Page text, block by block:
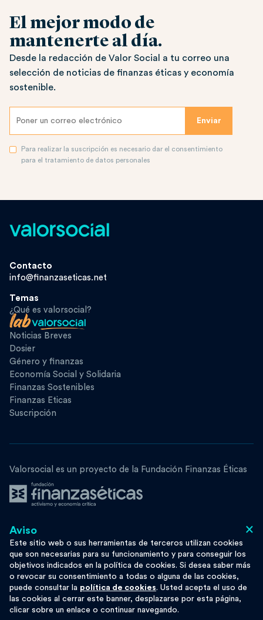
El mejor modo de
mantenerte al día.
Desde la redacción de Valor Social a tu correo una
selección de noticias de finanzas éticas y economía
sostenible.
Para realizar la suscripción es necesario dar el consentimiento
para el tratamiento de datos personales
Contacto
info@finanzaseticas.net
Temas
¿Qué es valorsocial?
Noticias Breves
Dosier
Género y finanzas
Economía Social y Solidaria
Finanzas Sostenibles
Finanzas Eticas
Suscripción
Valorsocial es un proyecto de la Fundación Finanzas Éticas
Síguenos
Esta obra se distribuye bajo licenciaMoze
Privacy Cookie Policy
×
Aviso
Este sitio web o sus herramientas de terceros utilizan cookies
que son necesarias para su funcionamiento y para conseguir los
objetivos indicados en la política de cookies. Si desea saber más
o revocar su consentimiento a todas o alguna de las cookies,
puede consultar la política de cookies. Usted acepta el uso de
las cookies al cerrar este banner, desplazarse por esta página,
clicar sobre un enlace o continuar navegando.